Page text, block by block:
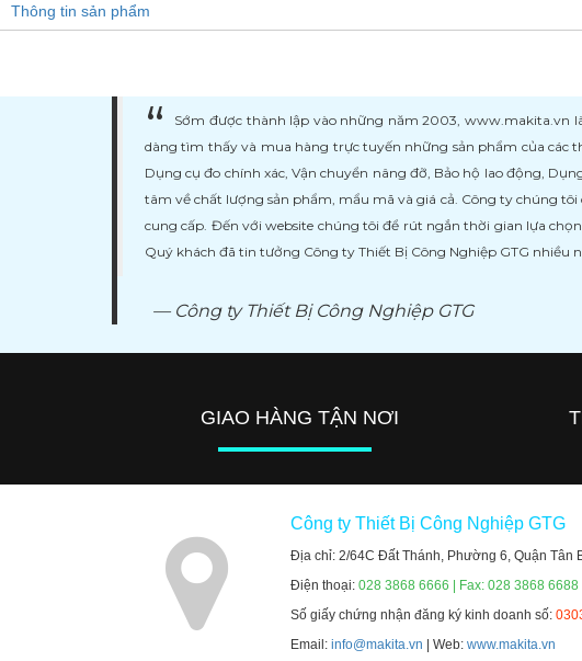
Thông tin sản phẩm
Sớm được thành lập vào những năm 2003, www.makita.vn
dàng tìm thấy và mua hàng trực tuyến những sản phẩm của các
Dụng cụ đo chính xác, Vận chuyển nâng đỡ, Bảo hộ lao động,
tâm về chất lượng sản phẩm, mẩu mã và giá cả. Công ty chúng
cung cấp. Đến với website chúng tôi để rút ngắn thời gian lựa
Quý khách đã tin tưởng Công ty Thiết Bị Công Nghiệp GTG nhiều
Công ty Thiết Bị Công Nghiệp GTG
GIAO HÀNG TẬN NƠI
Công ty Thiết Bị Công Nghiệp GTG
Địa chỉ: 2/64C Đất Thánh, Phường 6, Quận Tân
Điện thoại:028 3868 6666 | Fax: 028 3868 6688
Số giấy chứng nhận đăng ký kinh doanh số:
Email:info@makita.vn | Web:www.makita.vn